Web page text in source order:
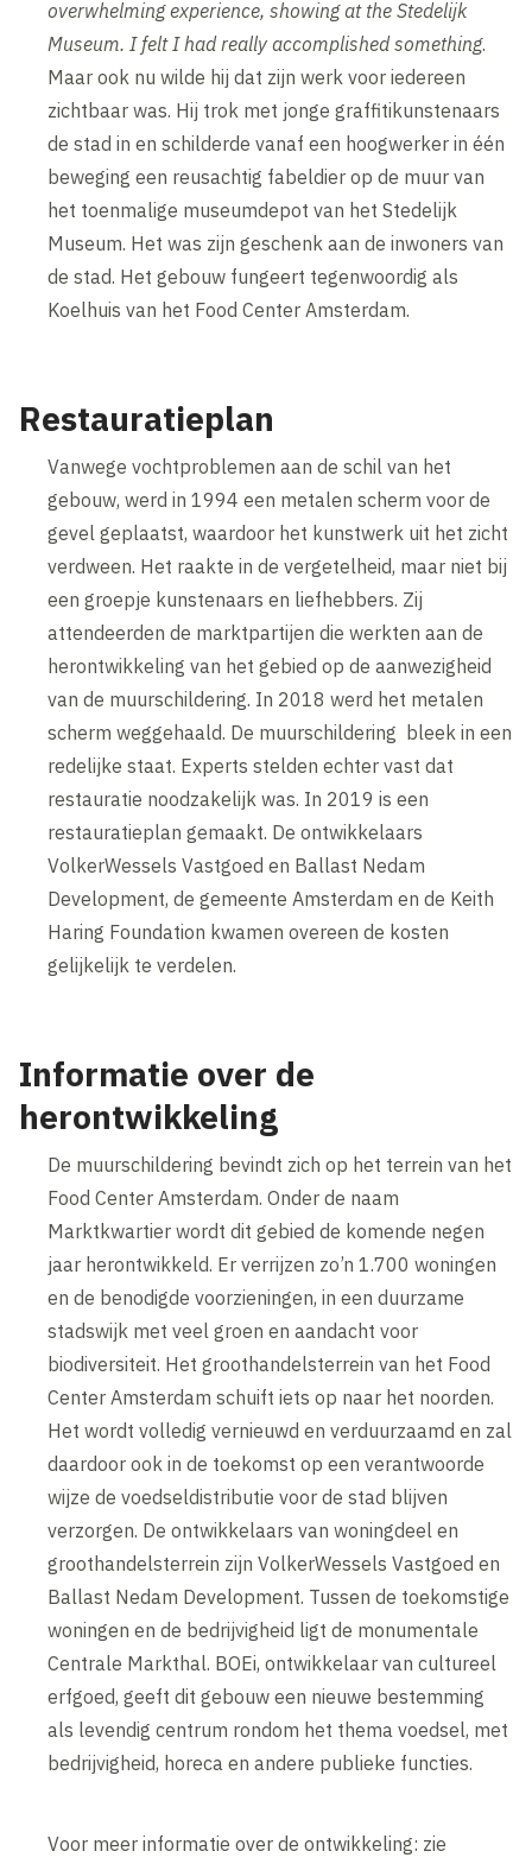
overwhelming experience, showing at the Stedelijk
Museum. I felt I had really accomplished something.
Maar ook nu wilde hij dat zijn werk voor iedereen
zichtbaar was. Hij trok met jonge graffitikunstenaars
de stad in en schilderde vanaf een hoogwerker in één
beweging een reusachtig fabeldier op de muur van
het toenmalige museumdepot van het Stedelijk
Museum. Het was zijn geschenk aan de inwoners van
de stad. Het gebouw fungeert tegenwoordig als
Koelhuis van het Food Center Amsterdam.
Restauratieplan
Vanwege vochtproblemen aan de schil van het
gebouw, werd in 1994 een metalen scherm voor de
gevel geplaatst, waardoor het kunstwerk uit het zicht
verdween. Het raakte in de vergetelheid, maar niet bij
een groepje kunstenaars en liefhebbers. Zij
attendeerden de marktpartijen die werkten aan de
herontwikkeling van het gebied op de aanwezigheid
van de muurschildering. In 2018 werd het metalen
scherm weggehaald. De muurschildering bleek in een
redelijke staat. Experts stelden echter vast dat
restauratie noodzakelijk was. In 2019 is een
restauratieplan gemaakt. De ontwikkelaars
VolkerWessels Vastgoed en Ballast Nedam
Development, de gemeente Amsterdam en de Keith
Haring Foundation kwamen overeen de kosten
gelijkelijk te verdelen.
Informatie over de
herontwikkeling
De muurschildering bevindt zich op het terrein van het
Food Center Amsterdam. Onder de naam
Marktkwartier wordt dit gebied de komende negen
jaar herontwikkeld. Er verrijzen zo’n 1.700 woningen
en de benodigde voorzieningen, in een duurzame
stadswijk met veel groen en aandacht voor
biodiversiteit. Het groothandelsterrein van het Food
Center Amsterdam schuift iets op naar het noorden.
Het wordt volledig vernieuwd en verduurzaamd en zal
daardoor ook in de toekomst op een verantwoorde
wijze de voedseldistributie voor de stad blijven
verzorgen. De ontwikkelaars van woningdeel en
groothandelsterrein zijn VolkerWessels Vastgoed en
Ballast Nedam Development. Tussen de toekomstige
woningen en de bedrijvigheid ligt de monumentale
Centrale Markthal. BOEi, ontwikkelaar van cultureel
erfgoed, geeft dit gebouw een nieuwe bestemming
als levendig centrum rondom het thema voedsel, met
bedrijvigheid, horeca en andere publieke functies.
Voor meer informatie over de ontwikkeling: zie